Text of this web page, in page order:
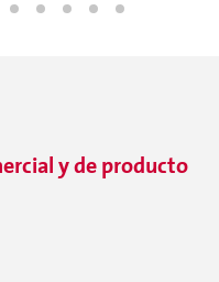
y de producto